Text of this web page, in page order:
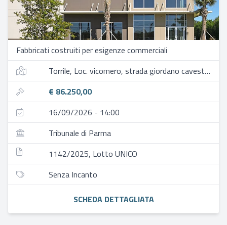
Fabbricati costruiti per esigenze commerciali
Torrile, Loc. vicomero, strada giordano cavestro, 41
€ 86.250,00
16/09/2026 - 14:00
Tribunale di Parma
1142/2025, Lotto UNICO
Senza Incanto
SCHEDA DETTAGLIATA